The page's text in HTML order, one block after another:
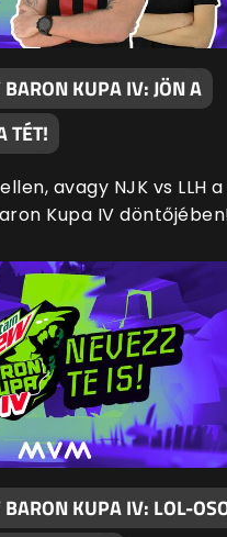
KUPA IV: JÖN A
TÉT!
avagy NJK vs LLH a
Kupa IV
KUPA IV: LOL-